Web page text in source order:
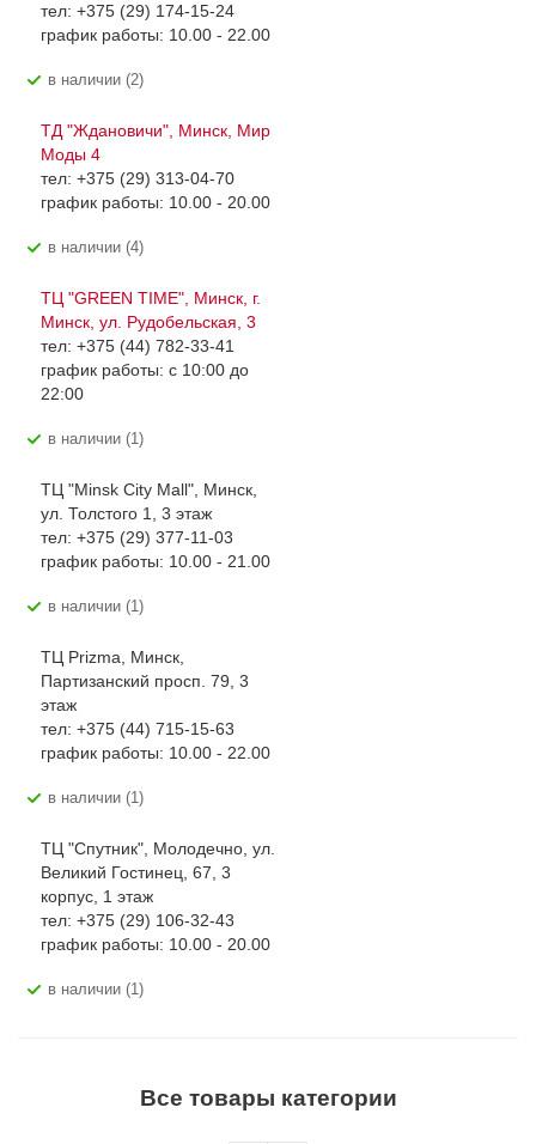
тел: +375 (29) 174-15-24
график работы: 10.00 - 22.00
В наличии (2)
ТД "Ждановичи", Минск, Мир
Моды 4
тел: +375 (29) 313-04-70
график работы: 10.00 - 20.00
В наличии (4)
ТЦ "GREEN TIME", Минск, г.
Минск, ул. Рудобельская, 3
тел: +375 (44) 782-33-41
график работы: с 10:00 до
22:00
В наличии (1)
ТЦ "Minsk City Mall", Минск,
ул. Толстого 1, 3 этаж
тел: +375 (29) 377-11-03
график работы: 10.00 - 21.00
В наличии (1)
ТЦ Prizma, Минск,
Партизанский просп. 79, 3
этаж
тел: +375 (44) 715-15-63
график работы: 10.00 - 22.00
В наличии (1)
ТЦ "Спутник", Молодечно, ул.
Великий Гостинец, 67, 3
корпус, 1 этаж
тел: +375 (29) 106-32-43
график работы: 10.00 - 20.00
В наличии (1)
Все товары категории